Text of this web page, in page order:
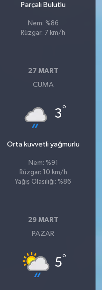
Parçalı Bulutlu
Nem: %86
Rüzgar: 7 km/h
27 MART
CUMA
3°
Orta kuvvetli yağmurlu
Nem: %91
Rüzgar: 10 km/h
Yağış Olasılığı: %86
29 MART
PAZAR
5°